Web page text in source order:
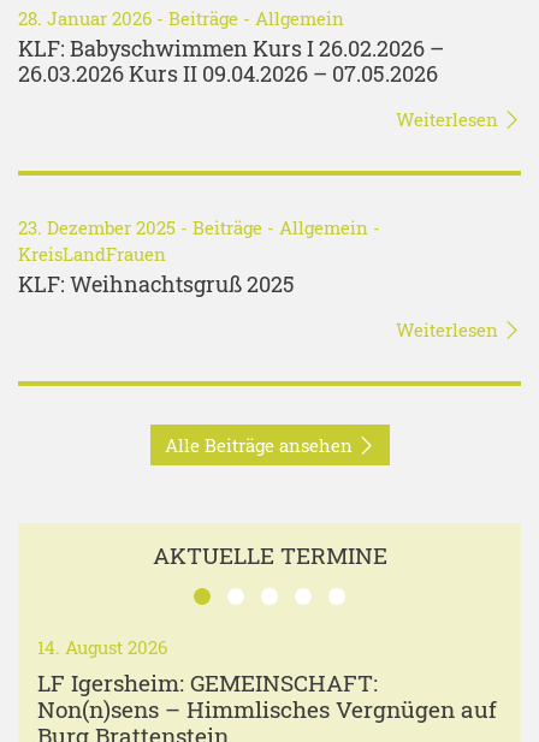
28. Januar 2026 - Beiträge - Allgemein
KLF: Babyschwimmen Kurs I 26.02.2026 –
26.03.2026 Kurs II 09.04.2026 – 07.05.2026
Weiterlesen
23. Dezember 2025 - Beiträge - Allgemein -
KreisLandFrauen
KLF: Weihnachtsgruß 2025
Weiterlesen
Alle Beiträge ansehen
AKTUELLE TERMINE
14. August 2026
LF Igersheim: GEMEINSCHAFT:
Non(n)sens – Himmlisches Vergnügen auf
Burg Brattenstein